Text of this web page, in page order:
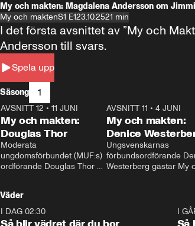
My och makten: Magdalena Andersson om
My och maktenS1 E123.10.2521 min
Spela upp
I det första avsnittet av ”My och
Andersson till svars.
Säsong 1
26:27
AVSNITT 12 • 11 JUNI
My och makten:
Douglas Thor
Moderata
ungdomsförbundet (MUF:s)
ordförande Douglas Thor
tonårsutvisningarna och hur
Moderaterna ska locka
väljare till valet i höst.
AVSNITT 11 •4 JUNI
My och makten:
Denice
Ungsvenskarnas
förbundsordförande
Westerberg gästar My
Väder
I DAG 02:30
Så blir vädret där du bor
I
Så